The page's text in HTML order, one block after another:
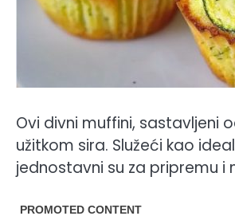
Ovi divni muffini, sastavljeni
užitkom sira. Služeći kao
jednostavni su za pripremu i